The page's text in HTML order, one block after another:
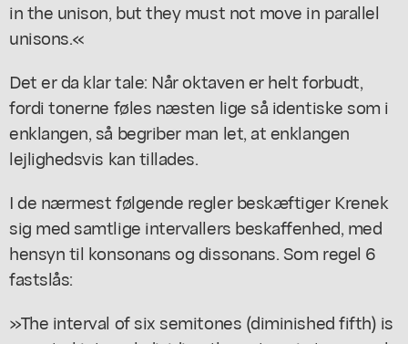
in the unison, but they must not move in parallel
unisons.«
Det er da klar tale: Når oktaven er helt forbudt,
fordi tonerne føles næsten lige så identiske som i
enklangen, så begriber man let, at enklangen
lejlighedsvis kan tillades.
I de nærmest følgende regler beskæftiger Krenek
sig med samtlige intervallers beskaffenhed, med
hensyn til konsonans og dissonans. Som regel 6
fastslås:
»The interval of six semitones (diminished fifth) is